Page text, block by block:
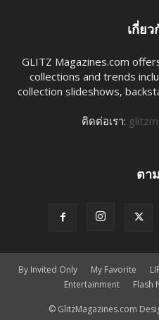
เกี่ยว
GLITZ Magazines.com
collections and trends
collection slideshows,
ติดต่อเรา:
ตา
By Invited Only My Favorite
Entertainment
Flash
© GlitzMagazines.com